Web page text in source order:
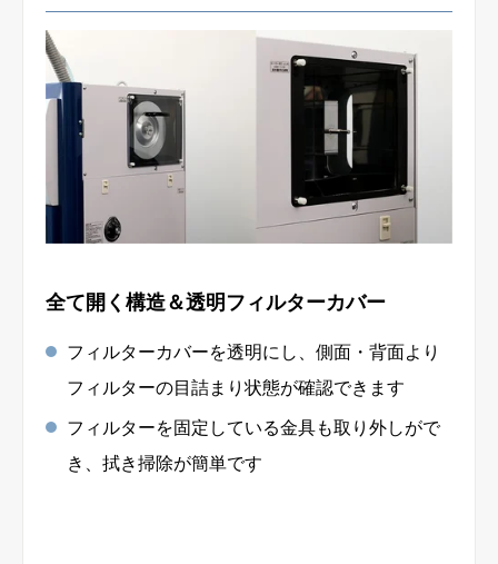
全て開く構造＆透明フィルターカバー
フィルターカバーを透明にし、側面・背面より
フィルターの目詰まり状態が確認できます
フィルターを固定している金具も取り外しがで
き、拭き掃除が簡単です